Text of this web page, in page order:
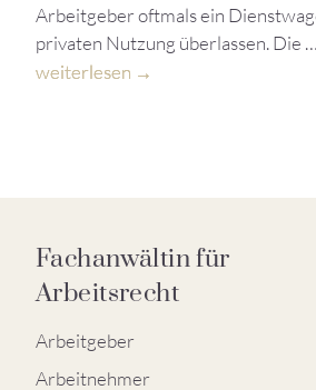
Arbeitgeber oftmals ein
privaten Nutzung überlassen. Die …
weiterlesen
Fachanwältin für
Arbeitsrecht
Arbeitgeber
Arbeitnehmer